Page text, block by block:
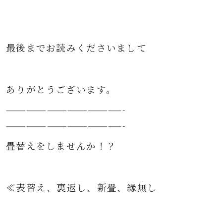
最後までお読みくださいまして
ありがとうございます。
—————————————————-
—————————————————-
畳替えをしませんか！？
≪表替え、裏返し、新畳、縁無し